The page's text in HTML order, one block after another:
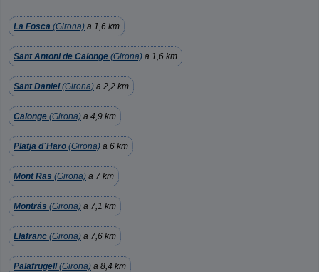
La Fosca (Girona) a 1,6 km
Sant Antoni de Calonge (Girona) a 1,6 km
Sant Daniel(Girona) a 2,2 km
Calonge (Girona) a 4,9 km
Platja d´Haro (Girona) a 6 km
Mont Ras (Girona) a 7 km
Montrás (Girona) a 7,1 km
Llafranc (Girona) a 7,6 km
Palafrugell(Girona) a 8,4 km